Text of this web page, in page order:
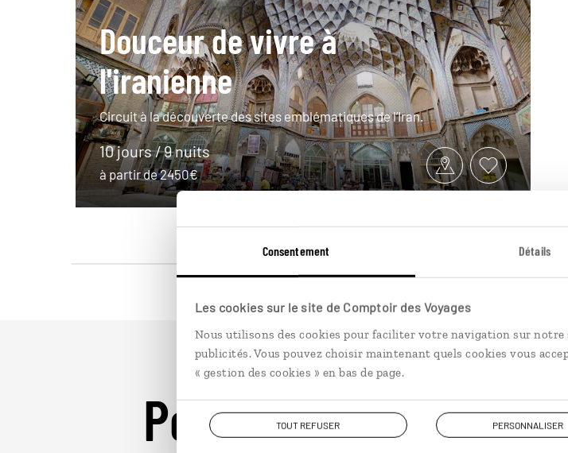
Consentement Détails
Les cookies sur le site de Comptoir des Voyages
Nous utilisons des cookies pour faciliter votre navigation sur
publicités. Vous pouvez choisir maintenant quels cookies vous
« gestion des cookies » en bas de page.
TOUT REFUSER PERSONNALISER
Douceur de vivre à
l'iranienne
Circuit à la découverte des sites emblématiques de l’Iran.
10 jours / 9 nuits
à partir de 2450€
Pour aller plus loin